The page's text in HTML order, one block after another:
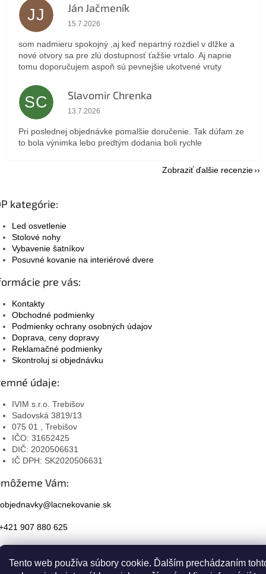
Tento web používa súbory cookie. Ďalším prechádzaním
JJ Ján Jačmeník
Hodnotenie obchodu je 5 z 5 hviezdičiek.
15.7.2026
som nadmieru spokojný ,aj keď nepartný rozdiel v dlžke a
nové otvory sa pre zlú dostupnosť ťažšie vrtalo. Aj naprie
tomu doporučujem aspoň sú pevnejšie ukotvené vruty
SC Slavomir Chrenka
Hodnotenie obchodu je 5 z 5 hviezdičiek.
13.7.2026
Pri poslednej objednávke pomalšie doručenie. Tak dúfam ze
to bola výnimka lebo predtým dodania boli rychle
Zobraziť ďalšie recenzie
kategórie:
Led osvetlenie
Stolové nohy
Vybavenie šatníkov
Posuvné kovanie na interiérové dvere
pre vás:
Kontakty
Obchodné podmienky
Podmienky ochrany osobných údajov
Doprava, ceny dopravy
Reklamačné podmienky
Skontroluj si objednávku
údaje:
IVIM s.r.o. Trebišov
Sadovská 3819/13
075 01 , Trebišov
IČO: 31652425
DIČ: 2020506631
IČ DPH: SK2020506631
Vám:
objednavky@lacnekovanie.sk
907 880 625